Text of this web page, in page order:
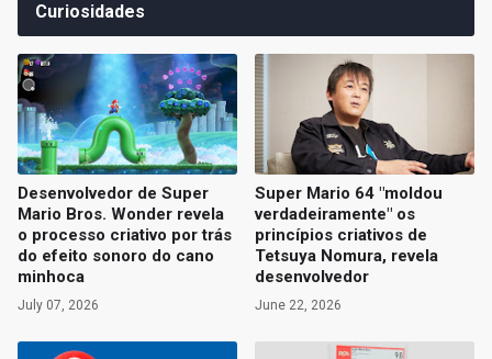
Curiosidades
Desenvolvedor de Super
Mario Bros. Wonder revela
o processo criativo por trás
do efeito sonoro do cano
minhoca
July 07, 2026
Super Mario 64 "moldou
verdadeiramente" os
princípios criativos de
Tetsuya Nomura, revela
desenvolvedor
June 22, 2026